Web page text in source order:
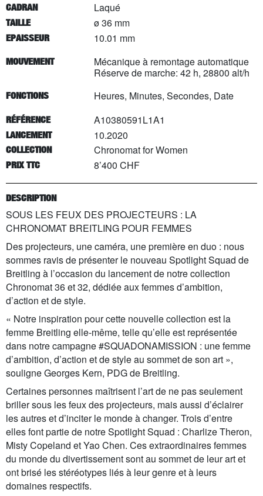
CADRAN Laqué
TAILLE ø 36 mm
EPAISSEUR 10.01 mm
MOUVEMENT
Mécanique à remontage automatique
Réserve de marche: 42 h, 28800 alt/h
FONCTIONS Heures, Minutes, Secondes, Date
RÉFÉRENCE A10380591L1A1
LANCEMENT 10.2020
COLLECTION Chronomat for Women
PRIX TTC 8’400 CHF
DESCRIPTION
SOUS LES FEUX DES PROJECTEURS : LA
CHRONOMAT BREITLING POUR FEMMES
Des projecteurs, une caméra, une première en duo : nous
sommes ravis de présenter le nouveau Spotlight Squad de
Breitling à l’occasion du lancement de notre collection
Chronomat 36 et 32, dédiée aux femmes d’ambition,
d’action et de style.
« Notre inspiration pour cette nouvelle collection est la
femme Breitling elle-même, telle qu’elle est représentée
dans notre campagne #SQUADONAMISSION : une femme
d’ambition, d’action et de style au sommet de son art »,
souligne Georges Kern, PDG de Breitling.
Certaines personnes maîtrisent l’art de ne pas seulement
briller sous les feux des projecteurs, mais aussi d’éclairer
les autres et d’inciter le monde à changer. Trois d’entre
elles font partie de notre Spotlight Squad : Charlize Theron,
Misty Copeland et Yao Chen. Ces extraordinaires femmes
du monde du divertissement sont au sommet de leur art et
ont brisé les stéréotypes liés à leur genre et à leurs
domaines respectifs.